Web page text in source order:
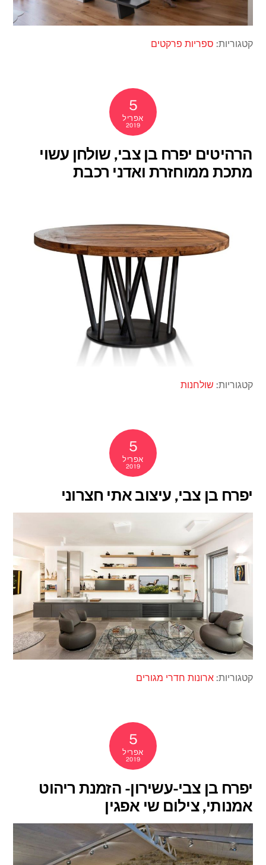
קטגוריות: ספריות פרקטים
5
אפריל
2019
הרהיטים יפרח בן צבי, שולחן עשוי
מתכת ממוחזרת ואדני רכבת
קטגוריות: שולחנות
5
אפריל
2019
יפרח בן צבי, עיצוב אתי חצרוני
קטגוריות: ארונות חדרי מגורים
5
אפריל
2019
יפרח בן צבי-עשירון- הזמנת ריהוט
אמנותי, צילום שי אפגין